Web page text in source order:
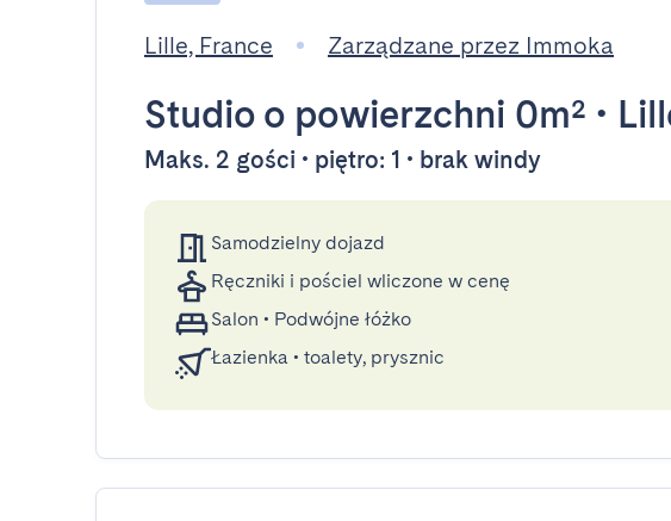
Lille, France Zarządzane przez Immoka
Studio o powierzchni 0m² •
Maks. 2 gości • piętro: 1 • brak windy
Samodzielny dojazd
Ręczniki i pościel wliczone w cenę
Salon • Podwójne łóżko
Łazienka • toalety, prysznic